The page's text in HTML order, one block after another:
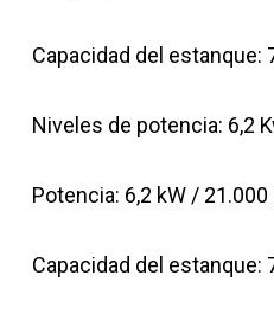
Capacidad del estanque:
Niveles de potencia: 6,2
Potencia: 6,2 kW /
Capacidad del estanque: